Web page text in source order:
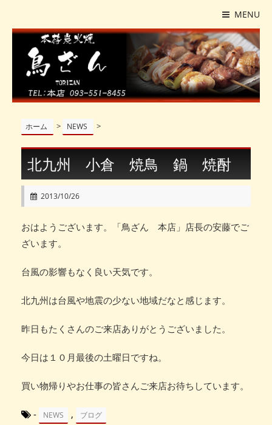
MENU
ホーム > NEWS >
北九州 小倉 焼鳥 鍋 焼酎
2013/10/26
おはようございます。「鳥ざん 本店」店長の安藤でご
ざいます。
台風の影響もなく良い天気です。
北九州は台風や地震の少ない地域だなと感じます。
昨日もたくさんのご来店ありがとうございました。
今日は１０月最後の土曜日ですね。
買い物帰りやお仕事の皆さんご来店お待ちしています。
- NEWS , ブログ